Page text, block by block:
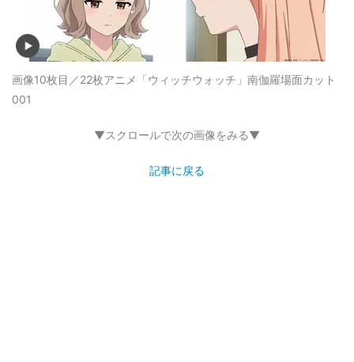
画像10枚目／22枚アニメ「ウィッチウォッチ」南伽羅場面カット
001
▼スクロールで次の画像をみる▼
記事に戻る